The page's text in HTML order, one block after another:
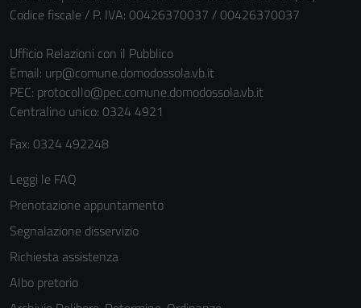
Codice fiscale / P. IVA: 00426370037 / 00426370037
Ufficio Relazioni con il Pubblico
Email: urp@comune.domodossola.vb.it
PEC: protocollo@pec.comune.domodossola.vb.it
Centralino unico: 0324 4921
Fax: 0324 492248
Leggi le FAQ
Prenotazione appuntamento
Segnalazione disservizio
Richiesta assistenza
Albo pretorio
personali.